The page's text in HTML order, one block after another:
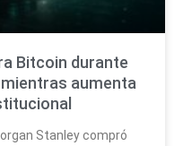
Bitcoin durante
aumenta
Stanley compró